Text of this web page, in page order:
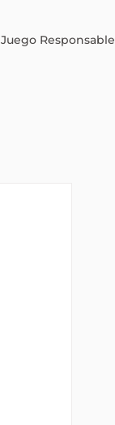
Juego Responsable